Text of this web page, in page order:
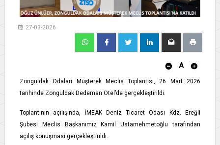
27-03-2026
A
Zonguldak Odaları Müşterek Meclis Toplantısı, 26 Mart 2026
tarihinde Zonguldak Dedeman Otel’de gerçekleştirildi.
Toplantının açılışında, İMEAK Deniz Ticaret Odası Kdz. Ereğli
Şubesi Meclis Başkanımız Kamil Ustamehmetoğlu tarafından
açılış konuşması gerçekleştirildi.